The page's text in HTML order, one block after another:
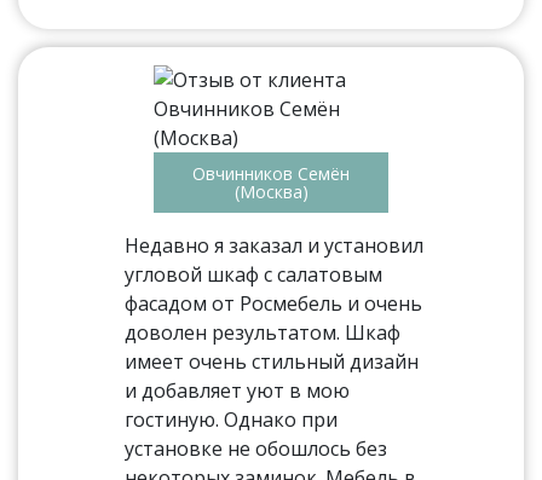
Овчинников Семён
(Москва)
Недавно я заказал и установил
угловой шкаф с салатовым
фасадом от Росмебель и очень
доволен результатом. Шкаф
имеет очень стильный дизайн
и добавляет уют в мою
гостиную. Однако при
установке не обошлось без